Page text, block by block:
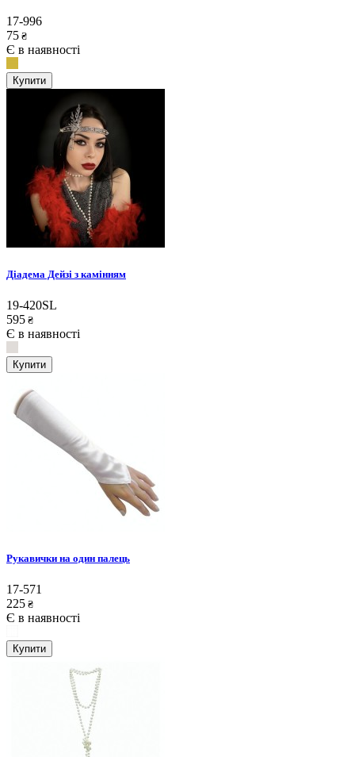
17-996
75 ₴
Є в наявності
Купити
Діадема Дейзі з камінням
19-420SL
595 ₴
Є в наявності
Купити
Рукавички на один палець
17-571
225 ₴
Є в наявності
Купити